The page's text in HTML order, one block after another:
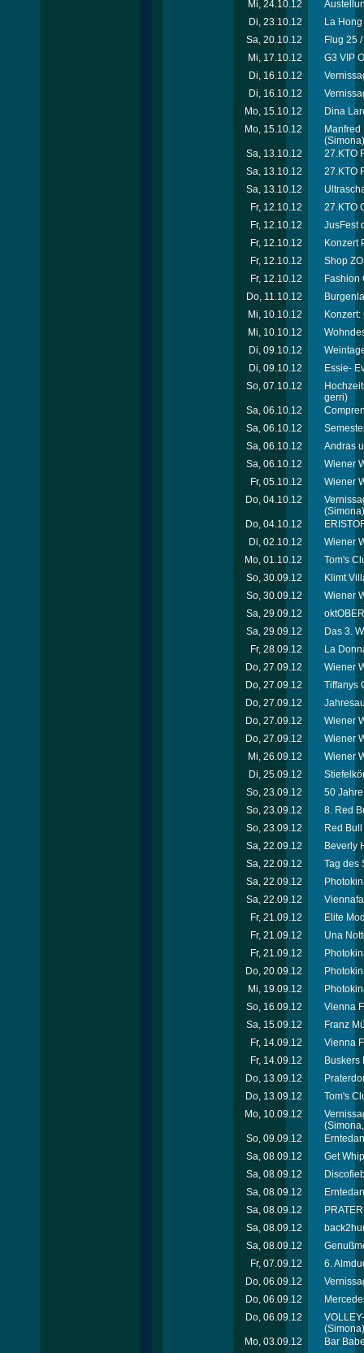
Mi, 24.10.12
Di, 23.10.12
La
Sa, 20.10.12
Flug 25
Mi, 17.10.12
G3 VIP
Di, 16.10.12
Di, 16.10.12
Mo, 15.10.12
Dina
Mo, 15.10.12
(Simona)
Sa, 13.10.12
27.KTO
Sa, 13.10.12
27.KTO
Sa, 13.10.12
Fr, 12.10.12
27.KTO
Fr, 12.10.12
JusFest
Fr, 12.10.12
Konzert
Fr, 12.10.12
Shop
Fr, 12.10.12
Fashion
Do, 11.10.12
Mi, 10.10.12
Mi, 10.10.12
Di, 09.10.12
Di, 09.10.12
Essie-
So, 07.10.12
gerri)
Sa, 06.10.12
Sa, 06.10.12
Sa, 06.10.12
Andras
Sa, 06.10.12
Wiener
Fr, 05.10.12
Wiener
Do, 04.10.12
(Simona)
Do, 04.10.12
Di, 02.10.12
Wiener
Mo, 01.10.12
Tom's
So, 30.09.12
Klimt
So, 30.09.12
Wiener
Sa, 29.09.12
Sa, 29.09.12
Das 3.
Fr, 28.09.12
La
Do, 27.09.12
Wiener
Do, 27.09.12
Tiffanys
Do, 27.09.12
Do, 27.09.12
Wiener
Do, 27.09.12
Wiener
Mi, 26.09.12
Wiener
Di, 25.09.12
So, 23.09.12
50
So, 23.09.12
8. Red
So, 23.09.12
Red
Sa, 22.09.12
Beverly
Sa, 22.09.12
Tag des
Sa, 22.09.12
Sa, 22.09.12
Fr, 21.09.12
Elite
Fr, 21.09.12
Una
Fr, 21.09.12
Do, 20.09.12
Mi, 19.09.12
So, 16.09.12
Vienna
Sa, 15.09.12
Franz
Fr, 14.09.12
Vienna
Fr, 14.09.12
Buskers
Do, 13.09.12
Do, 13.09.12
Tom's
Mo, 10.09.12
So, 09.09.12
Sa, 08.09.12
Get
Sa, 08.09.12
Sa, 08.09.12
Sa, 08.09.12
Sa, 08.09.12
Sa, 08.09.12
Fr, 07.09.12
6.
Do, 06.09.12
Do, 06.09.12
Do, 06.09.12
(Simona)
Mo, 03.09.12
Bar